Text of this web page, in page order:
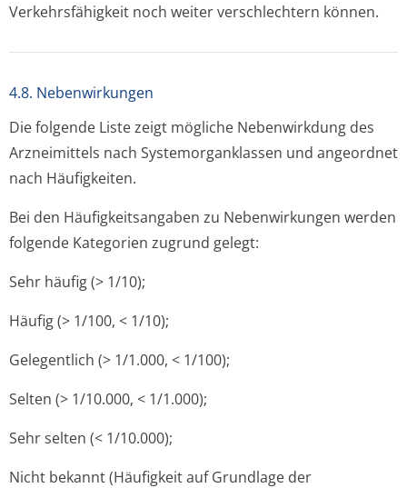
Verkehrsfähigkeit noch weiter verschlechtern können.
4.8. Nebenwirkungen
Die folgende Liste zeigt mögliche Nebenwirkdung des
Arzneimittels nach Systemorganklassen und angeordnet
nach Häufigkeiten.
Bei den Häufigkeitsangaben zu Nebenwirkungen werden
folgende Kategorien zugrund gelegt:
Sehr häufig (> 1/10);
Häufig (> 1/100, < 1/10);
Gelegentlich (> 1/1.000, < 1/100);
Selten (> 1/10.000, < 1/1.000);
Sehr selten (< 1/10.000);
Nicht bekannt (Häufigkeit auf Grundlage der